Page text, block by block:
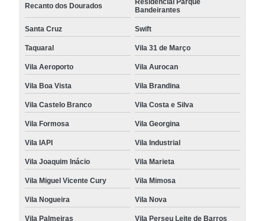
Recanto dos Dourados
Bandeirantes
Santa Cruz Swift
Taquaral Vila 31 de Março
Vila Aeroporto Vila Aurocan
Vila Boa Vista Vila Brandina
Vila Castelo Branco Vila Costa e Silva
Vila Formosa Vila Georgina
Vila IAPI Vila Industrial
Vila Joaquim Inácio Vila Marieta
Vila Miguel Vicente Cury Vila Mimosa
Vila Nogueira Vila Nova
Vila Palmeiras Vila Perseu Leite de Barros